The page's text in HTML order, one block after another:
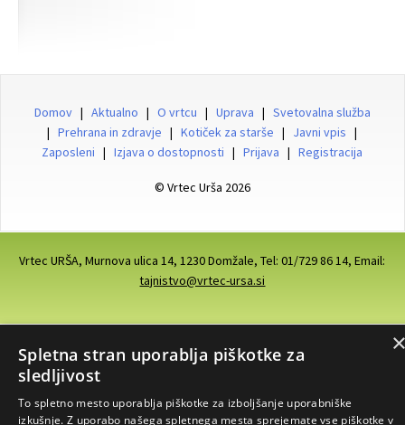
Domov | Aktualno | O vrtcu | Uprava | Svetovalna služba
|Prehrana in zdravje |Kotiček za starše | Javni vpis |
Zaposleni |Izjava o dostopnosti |Prijava |Registracija
© Vrtec Urša 2026
Vrtec URŠA, Murnova ulica 14, 1230 Domžale, Tel: 01/729 86 14, Email:
tajnistvo@vrtec-ursa.si
Spletna stran uporablja piškotke za
sledljivost
To spletno mesto uporablja piškotke za izboljšanje uporabniške
izkušnje. Z uporabo našega spletnega mesta sprejemate vse piškotke v